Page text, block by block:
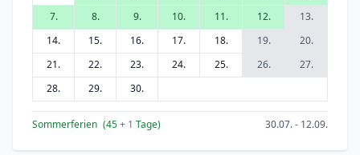
7.
8. 9. 10. 11. 12.
13.
14.
15. 16. 17. 18. 19.
20.
21.
22. 23. 24. 25. 26.
27.
28.
29. 30.
Sommerferien (45+ 1 Tage) 30.07. - 12.09.